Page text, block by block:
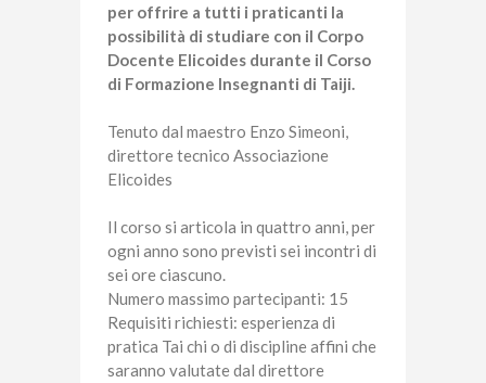
per offrire a tutti i praticanti la
possibilità di studiare con il Corpo
Docente Elicoides durante il Corso
di Formazione Insegnanti di Taiji.
Tenuto dal maestro Enzo Simeoni,
direttore tecnico Associazione
Elicoides
Il corso si articola in quattro anni, per
ogni anno sono previsti sei incontri di
sei ore ciascuno.
Numero massimo partecipanti: 15
Requisiti richiesti: esperienza di
pratica Tai chi o di discipline affini che
saranno valutate dal direttore